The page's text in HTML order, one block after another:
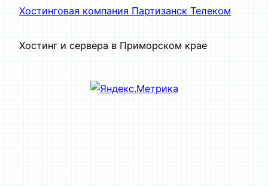
Хостинговая компания Партизанск Телеком
Хостинг и сервера в Приморском крае